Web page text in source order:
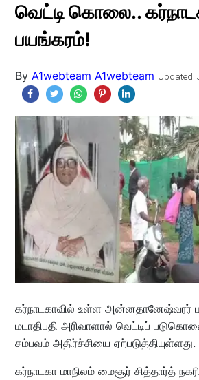
வெட்டி கொலை..
பயங்கரம்!
By A1webteam A1webteam Updated:
கர்நாடகாவில் உள்ள அன்னதானேஷ்வரர்
மடாதிபதி அரிவாளால் வெட்டிப்
சம்பவம் அதிர்ச்சியை ஏற்படுத்தியுள்ளது.
கர்நாடகா மாநிலம் மைசூர் சித்தார்த்